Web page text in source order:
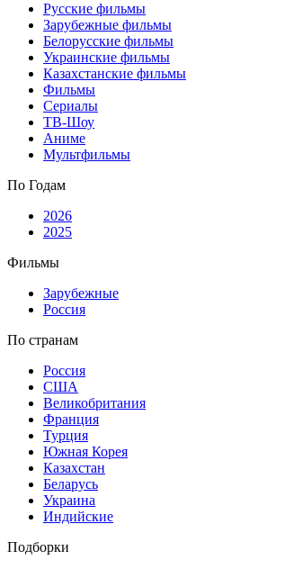
Русские фильмы
Зарубежные фильмы
Белорусские фильмы
Украинские фильмы
Казахстанские фильмы
Фильмы
Сериалы
ТВ-Шоу
Аниме
Мультфильмы
По Годам
2026
2025
Фильмы
Зарубежные
Россия
По странам
Россия
США
Великобритания
Франция
Турция
Южная Корея
Казахстан
Беларусь
Украина
Индийские
Подборки